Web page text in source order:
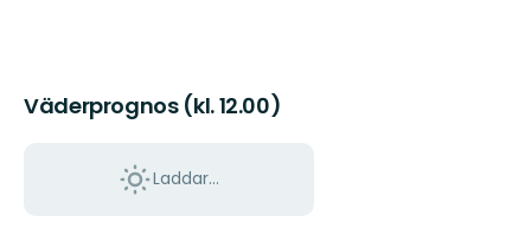
Väderprognos (kl. 12.00)
Laddar...